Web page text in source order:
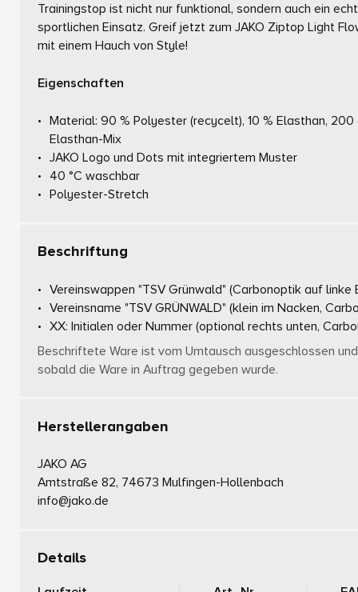
Trainingstop ist nicht nur funktional, sondern auch ein
sportlichen Einsatz. Greif jetzt zum JAKO Ziptop Light
mit einem Hauch von Style!
Eigenschaften
Material: 90 % Polyester (recycelt), 10 % Elasthan,
Elasthan-Mix
JAKO Logo und Dots mit integriertem Muster
40 °C waschbar
Polyester-Stretch
Beschriftung
Vereinswappen "TSV Grünwald" (Carbonoptik auf linke
Vereinsname "TSV GRÜNWALD" (klein im Nacken,
XX: Initialen oder Nummer (optional rechts unten,
Beschriftete Ware ist vom Umtausch ausgeschlossen
sobald die Ware in Auftrag gegeben wurde.
Herstellerangaben
JAKO AG
Amtstraße 82, 74673 Mulfingen-Hollenbach
info@jako.de
Details